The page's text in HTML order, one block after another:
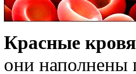
Красные
они наполнены